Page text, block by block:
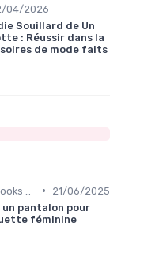
04/2026
Souillard de Un
: Réussir dans la
de mode faits
•
21/06/2025
pantalon pour
féminine